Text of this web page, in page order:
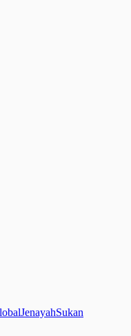
JenayahSukan